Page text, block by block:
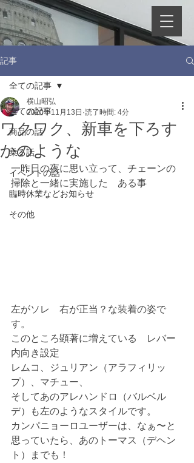
記事
全ての記事
商品の話
乗る話
イベントの話
臨時休業などお知らせ
その他
全ての記事
ワクワク、新車を下ろす
かのような
横山昭弘
2020年11月13日 読了時間: 4分
一昨日の夜に思い立って、チェーンの
掃除と一緒に実施した　ある事
左がソレ　右が正当？な装着の姿で
す。
このところ顕著に増えている　レバー
内向き設定
レムコ、ジュリアン（アラフィリッ
プ）、マチュー、
そしてあのアレハンドロ（バルベル
デ）も左のようなスタイルです。
カンパニョーロユーザーは、なぁ〜と
思っていたら、あのトーマス（デヘン
ト）までも！